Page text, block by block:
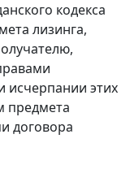
кодекса
лизинга,
исчерпании этих
предмета
договора